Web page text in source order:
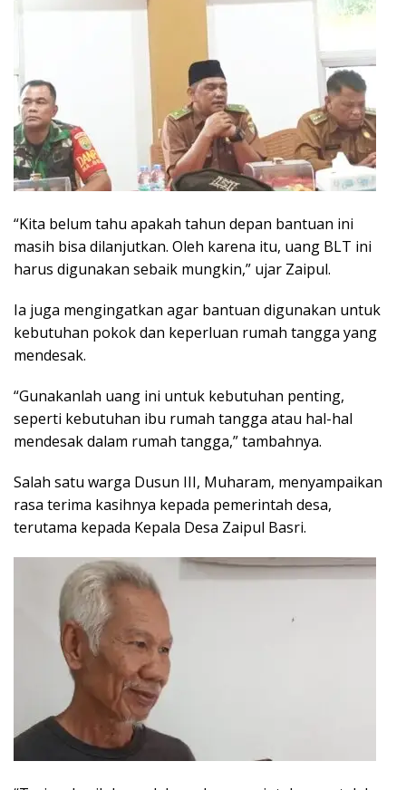
“Kita belum tahu apakah tahun depan bantuan ini
masih bisa dilanjutkan. Oleh karena itu, uang BLT ini
harus digunakan sebaik mungkin,” ujar Zaipul.
Ia juga mengingatkan agar bantuan digunakan untuk
kebutuhan pokok dan keperluan rumah tangga yang
mendesak.
“Gunakanlah uang ini untuk kebutuhan penting,
seperti kebutuhan ibu rumah tangga atau hal-hal
mendesak dalam rumah tangga,” tambahnya.
Salah satu warga Dusun III, Muharam, menyampaikan
rasa terima kasihnya kepada pemerintah desa,
terutama kepada Kepala Desa Zaipul Basri.